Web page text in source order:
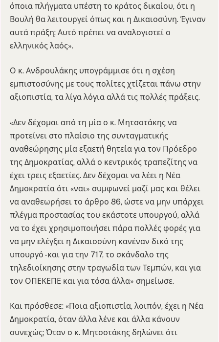
όποια πλήγματα υπέστη το κράτος δικαίου, ότι η
Βουλή θα λειτουργεί όπως και η Δικαιοσύνη. Έγιναν
αυτά πράξη; Αυτό πρέπει να αναλογιστεί ο
ελληνικός λαός».
Ο κ. Ανδρουλάκης υπογράμμισε ότι η σχέση
εμπιστοσύνης με τους πολίτες χτίζεται πάνω στην
αξιοπιστία, τα λίγα λόγια αλλά τις πολλές πράξεις.
«Δεν δέχομαι από τη μία ο κ. Μητσοτάκης να
προτείνει στο πλαίσιο της συνταγματικής
αναθεώρησης μία εξαετή θητεία για τον Πρόεδρο
της Δημοκρατίας, αλλά ο κεντρικός τραπεζίτης να
έχει τρεις εξαετίες. Δεν δέχομαι να λέει η Νέα
Δημοκρατία ότι «ναι» συμφωνεί μαζί μας και θέλει
να αναθεωρήσει το άρθρο 86, ώστε να μην υπάρχει
πλέγμα προστασίας του εκάστοτε υπουργού, αλλά
να το έχει χρησιμοποιήσει πάρα πολλές φορές για
να μην ελέγξει η Δικαιοσύνη κανέναν δικό της
υπουργό -και για την 717, το σκάνδαλο της
τηλεδιοίκησης στην τραγωδία των Τεμπών, και για
τον ΟΠΕΚΕΠΕ και για τόσα άλλα» σημείωσε.
Και πρόσθεσε: «Ποια αξιοπιστία, λοιπόν, έχει η Νέα
Δημοκρατία, όταν άλλα λένε και άλλα κάνουν
συνεχώς; Όταν ο κ. Μητσοτάκης δηλώνει ότι